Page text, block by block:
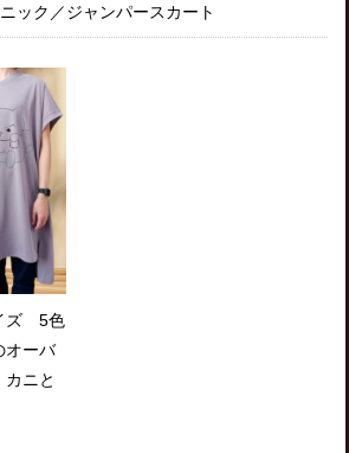
ック／ジャンパースカート
ズ 5色
ーバ
ニと